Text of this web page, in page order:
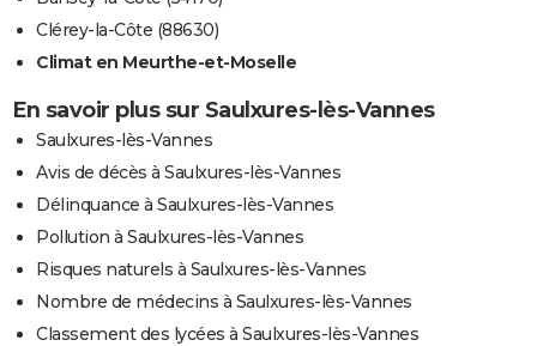
Clérey-la-Côte (88630)
Climat en Meurthe-et-Moselle
En savoir plus sur Saulxures-lès-Vannes
Saulxures-lès-Vannes
Avis de décès à Saulxures-lès-Vannes
Délinquance à Saulxures-lès-Vannes
Pollution à Saulxures-lès-Vannes
Risques naturels à Saulxures-lès-Vannes
Nombre de médecins à Saulxures-lès-Vannes
Classement des lycées à Saulxures-lès-Vannes